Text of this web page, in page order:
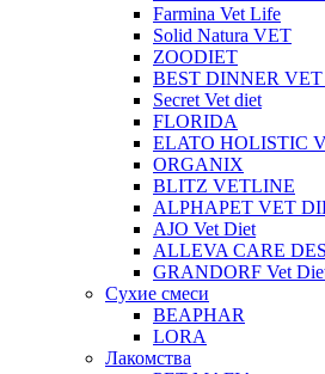
Farmina Vet Life
Solid Natura VET
ZOODIET
BEST DINNER VET
Secret Vet diet
FLORIDA
ELATO HOLISTIC
ORGANIX
BLITZ VETLINE
ALPHAPET VET
AJO Vet Diet
ALLEVA CARE
GRANDORF Vet
Сухие смеси
BEAPHAR
LORA
Лакомства